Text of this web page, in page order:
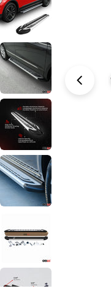
Öffnen Sie